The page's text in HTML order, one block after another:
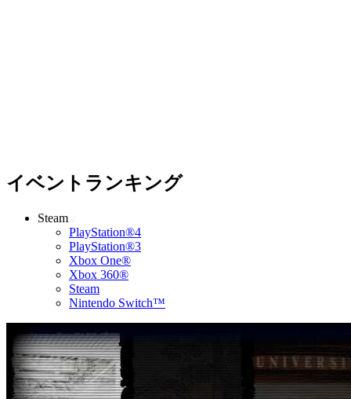
イベントランキング
Steam
PlayStation®4
PlayStation®3
Xbox One®
Xbox 360®
Steam
Nintendo Switch™